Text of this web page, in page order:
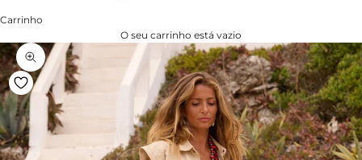
Carrinho
O seu carrinho está vazio
Zoom na imagem